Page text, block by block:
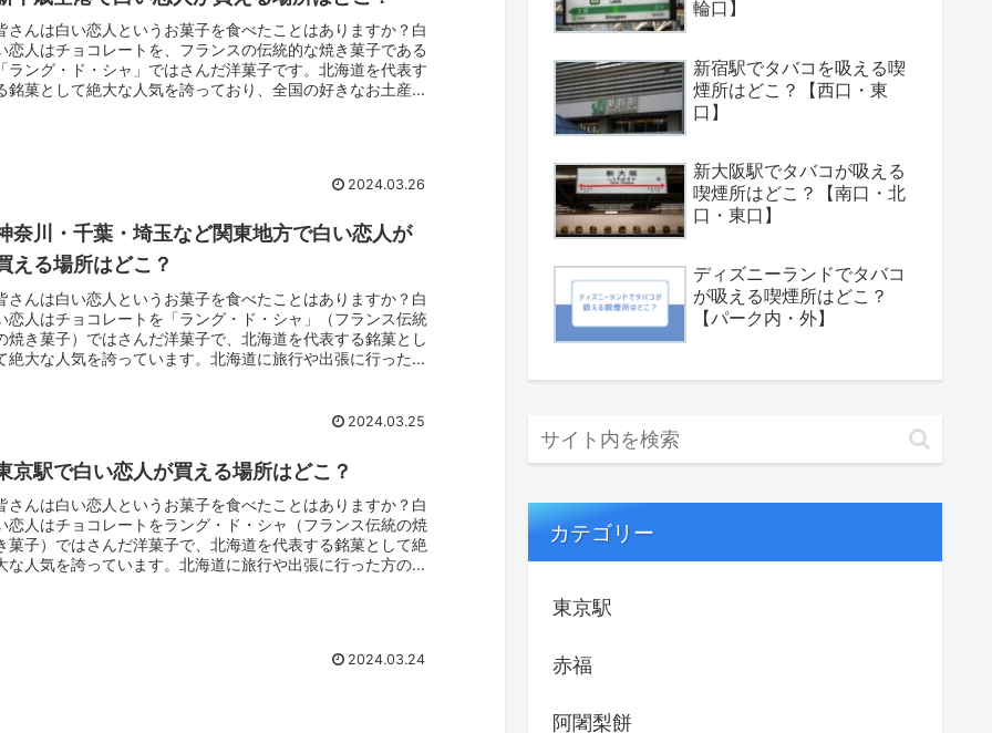
さんは白い恋人というお菓子を食べたことはありますか？白
恋人はチョコレートを、フランスの伝統的な焼き菓子である
ラング・ド・シャ」ではさんだ洋菓子です。北海道を代表す
銘菓として絶大な人気を誇っており、全国の好きなお土産ラ
2024.03.26
奈川・千葉・埼玉など関東地方で白い恋人が
える場所はどこ？
さんは白い恋人というお菓子を食べたことはありますか？白
恋人はチョコレートを「ラング・ド・シャ」（フランス伝統
焼き菓子）ではさんだ洋菓子で、北海道を代表する銘菓とし
絶大な人気を誇っています。北海道に旅行や出張に行った方
2024.03.25
京駅で白い恋人が買える場所はどこ？
さんは白い恋人というお菓子を食べたことはありますか？白
恋人はチョコレートをラング・ド・シャ（フランス伝統の焼
菓子）ではさんだ洋菓子で、北海道を代表する銘菓として絶
な人気を誇っています。北海道に旅行や出張に行った方のお
2024.03.24
輪口】
新宿駅でタバコを吸える喫
煙所はどこ？【西口・東
口】
新大阪駅でタバコが吸える
喫煙所はどこ？【南口・北
口・東口】
ディズニーランドでタバコ
が吸える喫煙所はどこ？
【パーク内・外】
カテゴリー
東京駅
赤福
阿闍梨餅